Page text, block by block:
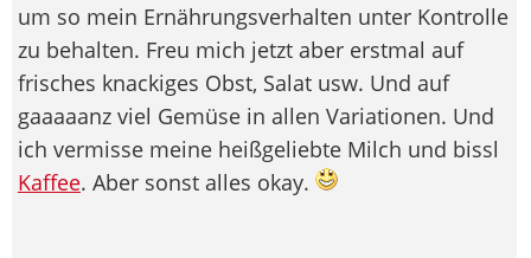
um so mein Ernährungsverhalten unter Kontrolle
zu behalten. Freu mich jetzt aber erstmal auf
frisches knackiges Obst, Salat usw. Und auf
gaaaaanz viel Gemüse in allen Variationen. Und
ich vermisse meine heißgeliebte Milch und bissl
Kaffee. Aber sonst alles okay.